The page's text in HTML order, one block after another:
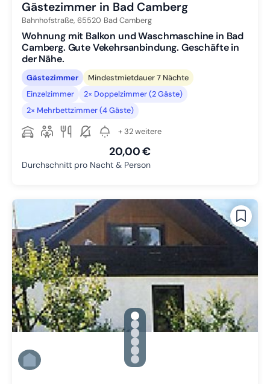
Gästezimmer in Bad Camberg
Bahnhofstraße, 65520 Bad Camberg
Wohnung mit Balkon und Waschmaschine in Bad
Camberg. Gute Vekehrsanbindung. Geschäfte in
der Nähe.
Gästezimmer
Mindestmietdauer 7 Nächte
Einzelzimmer
2× Doppelzimmer (2 Gäste)
2× Mehrbettzimmer (4 Gäste)
+ 32 weitere
20,00 €
Durchschnitt pro Nacht & Person
gallery.slide_selector
Zu Slide 1 wechseln
Zu Slide 2 wechseln
Zu Slide 3 wechseln
Zu Slide 4 wechseln
Zu Slide 5 wechseln
Zu Slide 6 wechseln